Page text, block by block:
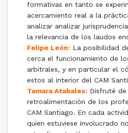
formativas en tanto se
acercamiento real a la
analizar analizar
la relevancia de los laudos
Felipe León:La posibilidad
cerca el funcionamiento de
arbitrales, y en particular el
estos al interior del CAM
Tamara Atabales: Disfruté
retroalimentación de los
CAM Santiago. En cada
quien estuviese involucrado